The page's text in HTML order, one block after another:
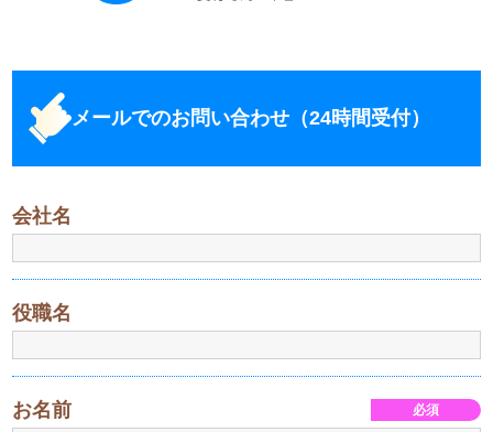
メールでのお問い合わせ（24時間受付）
会社名
役職名
お名前